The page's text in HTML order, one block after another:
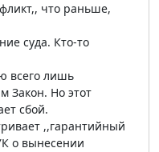
что раньше,
суда. Кто-то
всего лишь
Закон. Но этот
сбой.
,,гарантийный
о вынесении